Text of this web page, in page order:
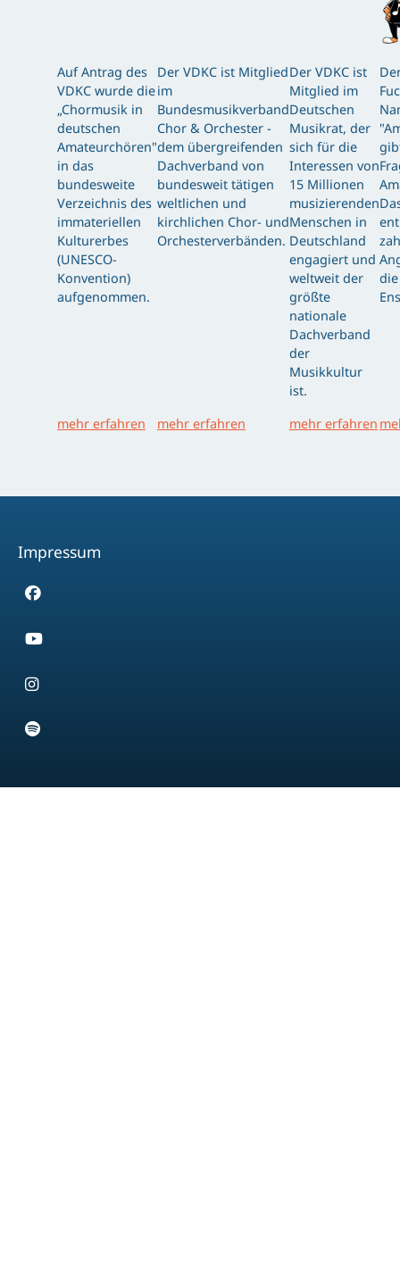
Auf Antrag des
VDKC wurde die
„Chormusik in
deutschen
Amateurchören"
in das
bundesweite
Verzeichnis des
immateriellen
Kulturerbes
(UNESCO-
Konvention)
aufgenommen.
mehr erfahren
Der VDKC ist Mitglied
im
Bundesmusikverband
Chor & Orchester -
dem übergreifenden
Dachverband von
bundesweit tätigen
weltlichen und
kirchlichen Chor- und
Orchesterverbänden.
mehr erfahren
Der VDKC ist
Mitglied im
Deutschen
Musikrat, der
sich für die
Interessen von
15 Millionen
musizierenden
Menschen in
Deutschland
engagiert und
weltweit der
größte
nationale
Dachverband
der
Musikkultur
ist.
mehr erfahren
die
Impressum